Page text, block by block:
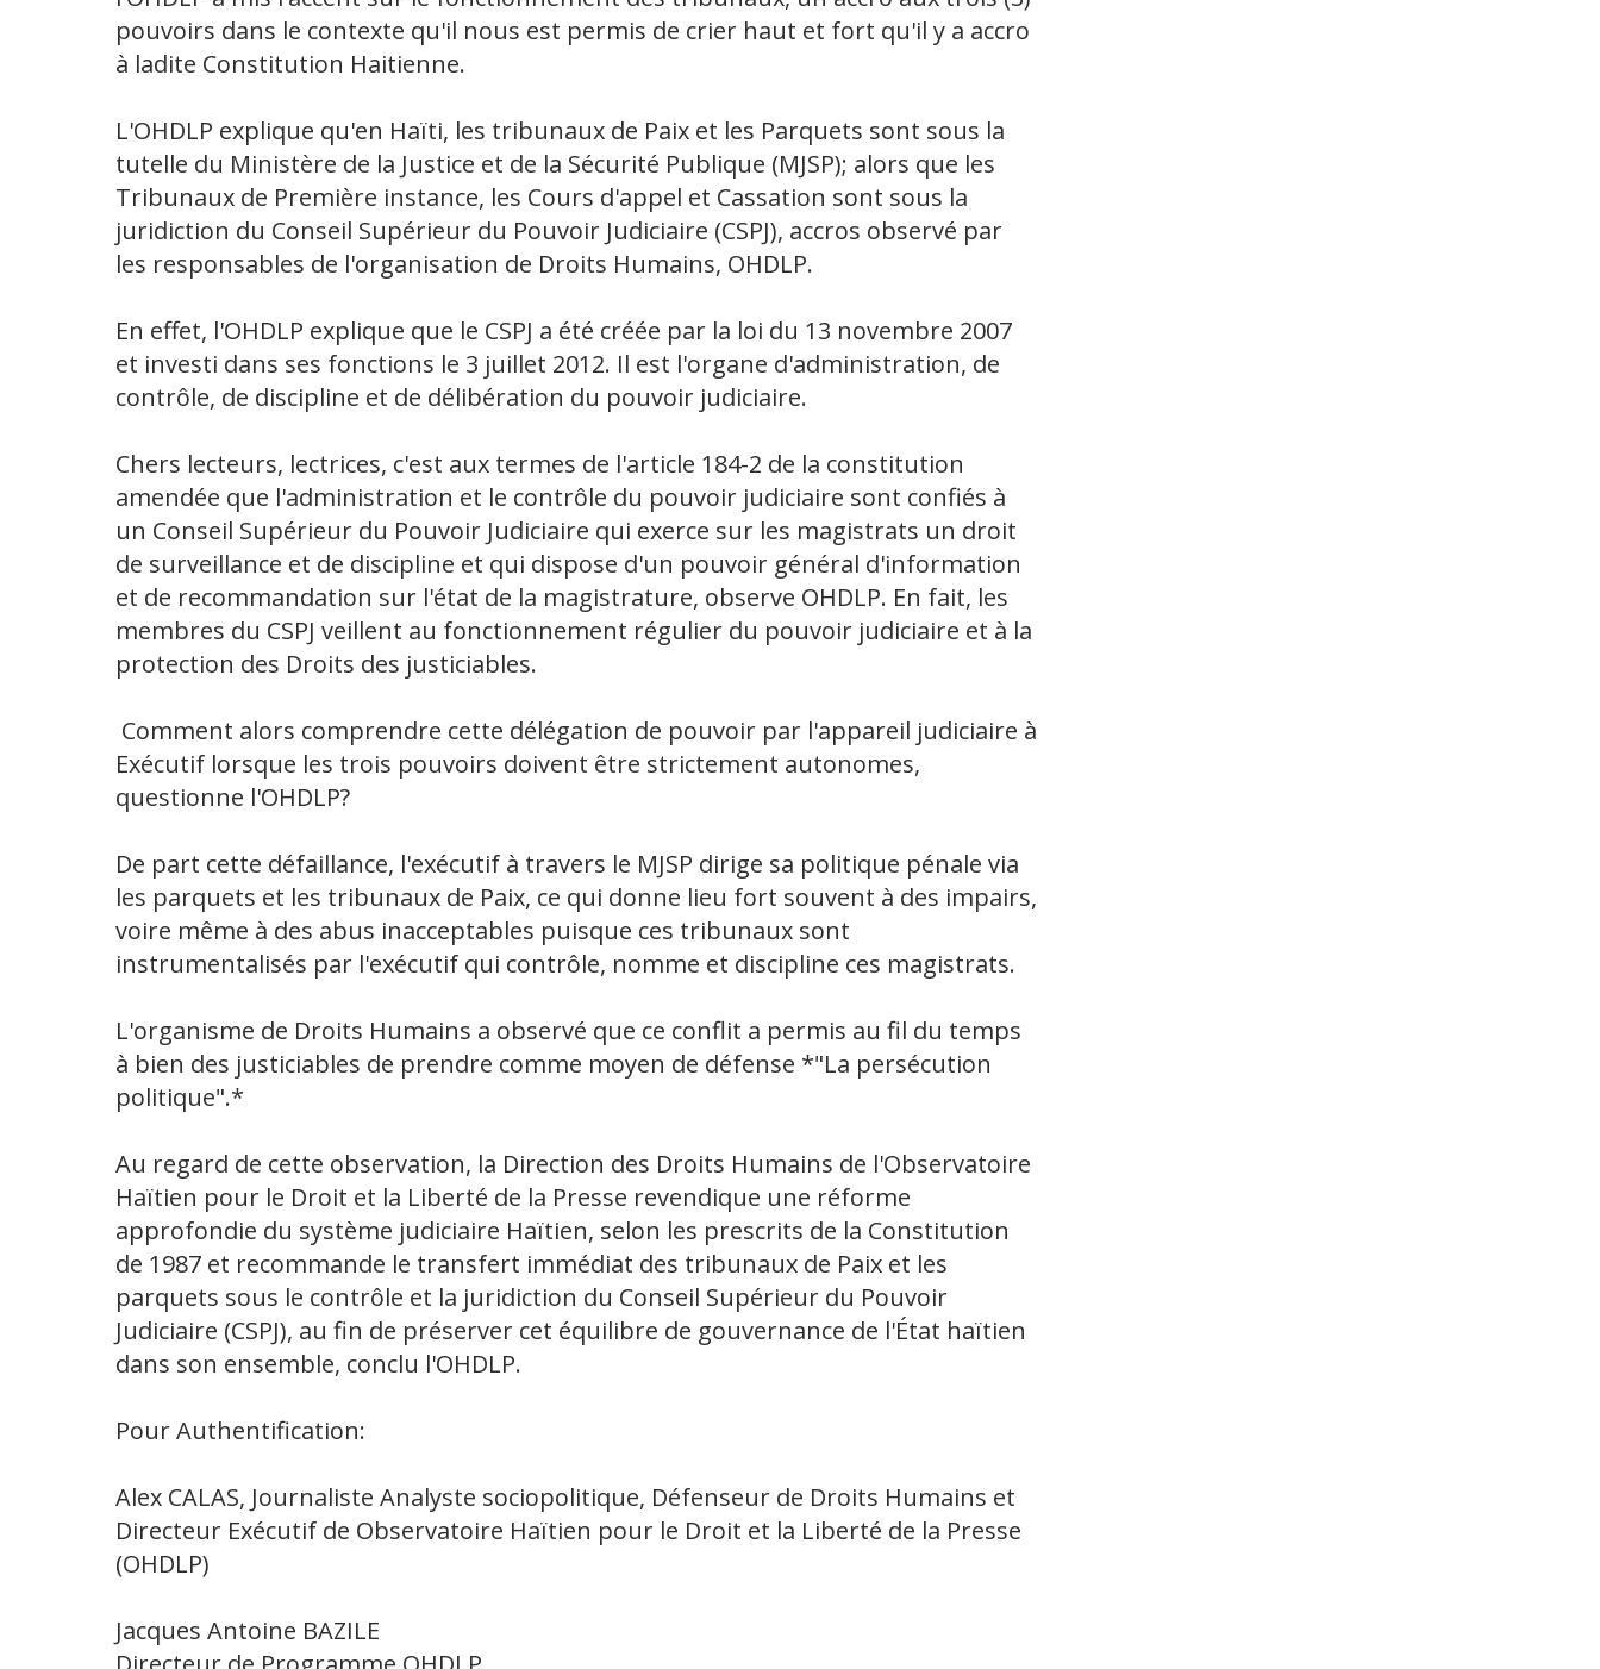
pouvoirs dans le contexte qu'il nous est permis de crier haut et fort qu'il y a accro
à ladite Constitution Haitienne.
L'OHDLP explique qu'en Haïti, les tribunaux de Paix et les Parquets sont sous la
tutelle du Ministère de la Justice et de la Sécurité Publique (MJSP); alors que les
Tribunaux de Première instance, les Cours d'appel et Cassation sont sous la
juridiction du Conseil Supérieur du Pouvoir Judiciaire (CSPJ), accros observé par
les responsables de l'organisation de Droits Humains, OHDLP.
En effet, l'OHDLP explique que le CSPJ a été créée par la loi du 13 novembre 2007
et investi dans ses fonctions le 3 juillet 2012. Il est l'organe d'administration, de
contrôle, de discipline et de délibération du pouvoir judiciaire.
Chers lecteurs, lectrices, c'est aux termes de l'article 184-2 de la constitution
amendée que l'administration et le contrôle du pouvoir judiciaire sont confiés à
un Conseil Supérieur du Pouvoir Judiciaire qui exerce sur les magistrats un droit
de surveillance et de discipline et qui dispose d'un pouvoir général d'information
et de recommandation sur l'état de la magistrature, observe OHDLP. En fait, les
membres du CSPJ veillent au fonctionnement régulier du pouvoir judiciaire et à la
protection des Droits des justiciables.
Comment alors comprendre cette délégation de pouvoir par l'appareil judiciaire à
Exécutif lorsque les trois pouvoirs doivent être strictement autonomes,
questionne l'OHDLP?
De part cette défaillance, l'exécutif à travers le MJSP dirige sa politique pénale via
les parquets et les tribunaux de Paix, ce qui donne lieu fort souvent à des impairs,
voire même à des abus inacceptables puisque ces tribunaux sont
instrumentalisés par l'exécutif qui contrôle, nomme et discipline ces magistrats.
L'organisme de Droits Humains a observé que ce conflit a permis au fil du temps
à bien des justiciables de prendre comme moyen de défense *"La persécution
politique".*
Au regard de cette observation, la Direction des Droits Humains de l'Observatoire
Haïtien pour le Droit et la Liberté de la Presse revendique une réforme
approfondie du système judiciaire Haïtien, selon les prescrits de la Constitution
de 1987 et recommande le transfert immédiat des tribunaux de Paix et les
parquets sous le contrôle et la juridiction du Conseil Supérieur du Pouvoir
Judiciaire (CSPJ), au fin de préserver cet équilibre de gouvernance de l'État haïtien
dans son ensemble, conclu l'OHDLP.
Pour Authentification:
Alex CALAS, Journaliste Analyste sociopolitique, Défenseur de Droits Humains et
Directeur Exécutif de Observatoire Haïtien pour le Droit et la Liberté de la Presse
(OHDLP)
Jacques Antoine BAZILE